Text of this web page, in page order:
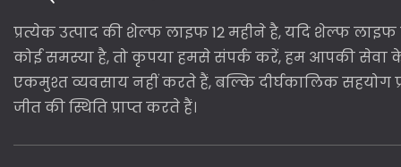
प्रत्येक उत्पाद की शेल्फ लाइफ 12 महीने है, यदि शेल्फ लाइफ
कोई समस्या है, तो कृपया हमसे संपर्क करें, हम आपकी सेवा
एकमुश्त व्यवसाय नहीं करते हैं, बल्कि दीर्घकालिक सहयोग
जीत की स्थिति प्राप्त करते हैं।